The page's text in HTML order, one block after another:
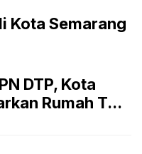
Kota Semarang
DTP, Kota
Rumah T...